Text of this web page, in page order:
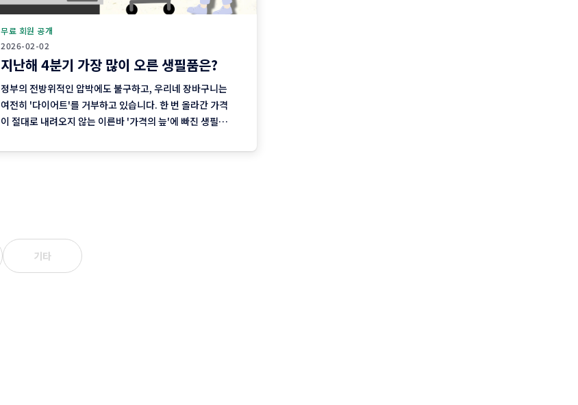
2026-02-02
무료 회원 공개
지난해 4분기 가장 많이 오른 생필품은?
정부의 전방위적인 압박에도 불구하고, 우리네 장바구니는
여전히 '다이어트'를 거부하고 있습니다. 한 번 올라간 가격
이 절대로 내려오지 않는 이른바 '가격의 늪'에 빠진 생필품
담, 이제는 '팩트'가 된 장바구니의 비명 퇴근길 마트에 들러
기타